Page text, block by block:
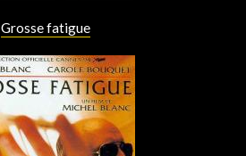
Grosse fatigue